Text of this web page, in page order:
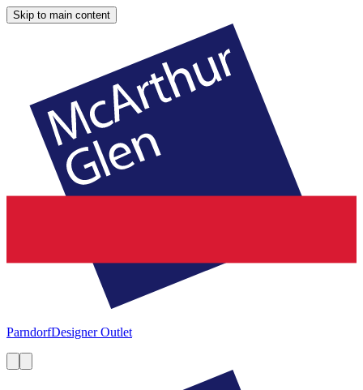
Skip to main content
ParndorfDesigner Outlet